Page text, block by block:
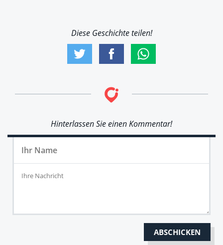
Diese Geschichte teilen!
Hinterlassen Sie einen Kommentar!